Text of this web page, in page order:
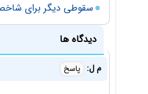
سقوطی دیگر برای
دیدگاه ها
م ل: پاسخ